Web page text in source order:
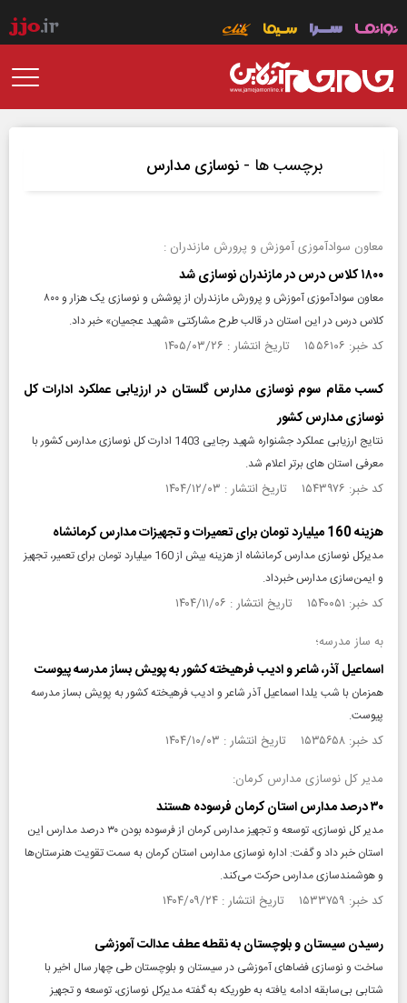
برچسب ها - نوسازی مدارس
معاون سوادآموزی آموزش و پرورش مازندران :
۱۸۰۰ کلاس درس در مازندران نوسازی شد
معاون سوادآموزی آموزش و پرورش مازندران از پوشش و نوسازی یک هزار و ۸۰۰
کلاس درس در این استان در قالب طرح مشارکتی «شهید عجمیان» خبر داد.
کد خبر: ۱۵۵۶۱۰۶ تاریخ انتشار : ۱۴۰۵/۰۳/۲۶
کسب مقام سوم نوسازی مدارس گلستان در ارزیابی عملکرد ادارات کل
نوسازی مدارس کشور
نتایج ارزیابی عملکرد جشنواره شهید رجایی 1403 ادارت کل نوسازی مدارس کشور با
معرفی استان های برتر اعلام شد.
کد خبر: ۱۵۴۳۹۷۶ تاریخ انتشار : ۱۴۰۴/۱۲/۰۳
هزینه 160 میلیارد تومان برای تعمیرات و تجهیزات مدارس کرمانشاه
مدیرکل نوسازی مدارس کرمانشاه از هزینه بیش از 160 میلیارد تومان برای تعمیر، تجهیز
و ایمن‌سازی مدارس خبرداد.
کد خبر: ۱۵۴۰۰۵۱ تاریخ انتشار : ۱۴۰۴/۱۱/۰۶
به ساز مدرسه؛
اسماعیل آذر، شاعر و ادیب فرهیخته کشور به پویش بساز مدرسه پیوست
همزمان با شب یلدا اسماعیل آذر شاعر و ادیب فرهیخته کشور به پویش بساز مدرسه
پیوست.
کد خبر: ۱۵۳۵۶۵۸ تاریخ انتشار : ۱۴۰۴/۱۰/۰۳
مدیر کل نوسازی مدارس کرمان:
۳۰ درصد مدارس استان کرمان فرسوده هستند
مدیر کل نوسازی، توسعه و تجهیز مدارس کرمان از فرسوده بودن ۳۰ درصد مدارس این
استان خبر داد و گفت: اداره نوسازی مدارس استان کرمان به سمت تقویت هنرستان‌ها
و هوشمندسازی مدارس حرکت می‌کند.
کد خبر: ۱۵۳۳۷۵۹ تاریخ انتشار : ۱۴۰۴/۰۹/۲۴
رسیدن سیستان و بلوچستان به نقطه عطف عدالت آموزشی
ساخت و نوسازی فضاهای آموزشی در سیستان‌ و بلوچستان طی چهار سال اخیر با
شتابی بی‌سابقه ادامه یافته به طوریکه به گفته مدیرکل نوسازی، توسعه و تجهیز